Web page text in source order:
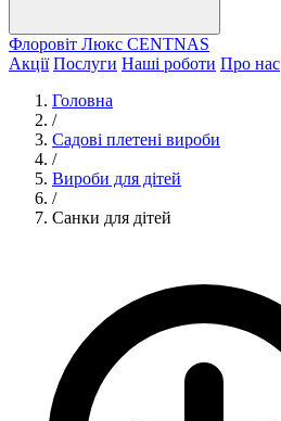
Флоровіт Люкс СENTNAS
Акції Послуги Наші роботи Про нас
Головна
/
Садові плетені вироби
/
Вироби для дітей
/
Санки для дітей